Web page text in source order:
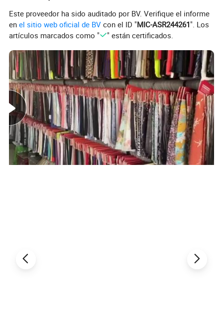
Puerto de carga: Shanghai
Pago: T/T o LC
(Más de 100 colores disponibles en stock listo
bienes)ultra delgado de nylon impermeable
ligero tafetán telas para down jacket/niños
jackete :
Este proveedor ha sido auditado por BV. Verifique el informe
enel sitio web oficial de BV con el ID "MIC-ASR244261". Los
artículos marcados como "
" están certificados.